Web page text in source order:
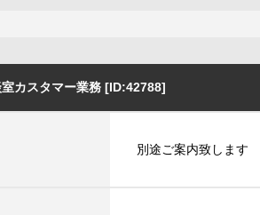
カスタマー業務 [ID:42788]
別途ご案内致します